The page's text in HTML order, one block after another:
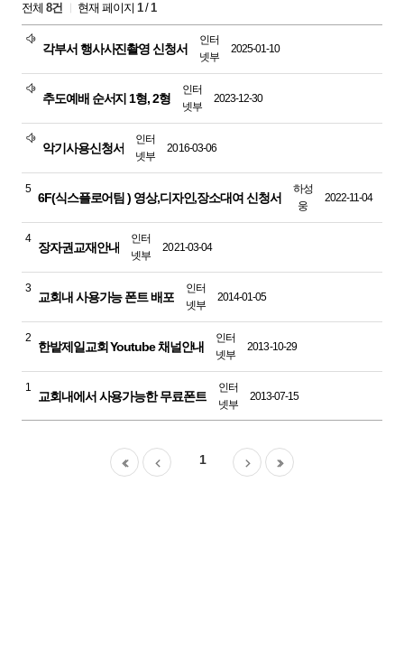
전체 8건 현재 페이지1/1
각부서 행사사진촬영 신청서
인터
넷부
2025-01-10
추도예배 순서지 1형, 2형
인터
넷부
2023-12-30
악기사용신청서
인터
넷부
2016-03-06
5
6F(식스플로어팀 ) 영상,디자인,장소대여 신청서
하성
웅
2022-11-04
4
장자권교재안내
인터
넷부
2021-03-04
3
교회내 사용가능 폰트 배포
인터
넷부
2014-01-05
2
한밭제일교회 Youtube 채널안내
인터
넷부
2013-10-29
1
교회내에서 사용가능한 무료폰트
인터
넷부
2013-07-15
1